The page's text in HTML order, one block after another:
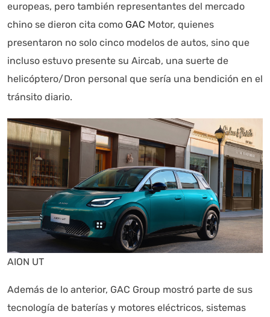
europeas, pero también representantes del mercado
chino se dieron cita como GAC Motor, quienes
presentaron no solo cinco modelos de autos, sino que
incluso estuvo presente su Aircab, una suerte de
helicóptero/Dron personal que sería una bendición en el
tránsito diario.
AION UT
Además de lo anterior, GAC Group mostró parte de sus
tecnología de baterías y motores eléctricos, sistemas
Autoanalítica IA
Estoy aquí para encontrar lo que necesitas. ¿Qué estás
buscando? "Este asistente con IA (OpenAI) ofrece